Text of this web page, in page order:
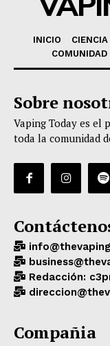
INICIO CIENCIA
COMUNIDAD
Sobre
Vaping Today es el
toda la comunidad
Redacción:
Compañia